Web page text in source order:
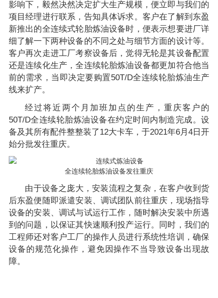
影响下，毅然决然决定扩大生产规模，便立即与我们的
项目经理进行联系，告知具体诉求。客户在了解到东盈
新推出的全连续式轮胎炼油设备时，便表示想要进厂详
细了解一下两种设备的不同之处与细节方面的设计等。
客户再次走进工厂考察设备后，觉得无轮是其设备配置
还是连续化生产，全连续轮胎炼油设备都更加符合他当
前的需求，当即决定要购置50T/D全连续轮胎炼油生产
线来扩产。
经过将近两个月加班加点的生产，重庆客户的
50T/D全连续轮胎炼油设备在约定时间内制造完成。设
备及其所有配件整整装了12大卡车，于2021年6月4日开
始分批发往重庆。
全连续轮胎炼油设备发往重庆
由于设备之庞大，安装流程之复杂，在客户收到货
后东盈便随即派遣安装、调试团队前往重庆，现场指导
设备的安装、调试与试运行工作，随时解决安装中所遇
到的问题，以保证其快速顺利投产运行。同时，我们的
工程师还对客户工厂的操作人员进行系统性培训，确保
设备的规范化操作，避免因操作不当导致设备出现故
障。